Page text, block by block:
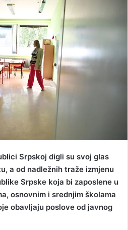
Srpskoj digli su svoj glas
a od nadležnih traže izmjenu
Srpske koja bi zaposlene u
osnovnim i srednjim školama
obavljaju poslove od javnog